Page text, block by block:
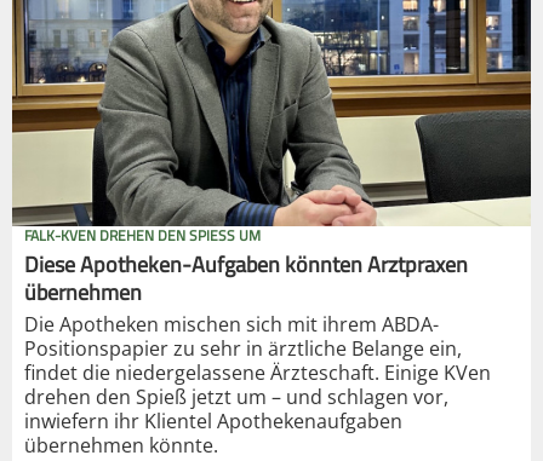
FALK-KVEN DREHEN DEN SPIESS UM
Diese Apotheken-Aufgaben könnten Arztpraxen
übernehmen
Die Apotheken mischen sich mit ihrem ABDA-
Positionspapier zu sehr in ärztliche Belange ein,
findet die niedergelassene Ärzteschaft. Einige KVen
drehen den Spieß jetzt um – und schlagen vor,
inwiefern ihr Klientel Apothekenaufgaben
übernehmen könnte.